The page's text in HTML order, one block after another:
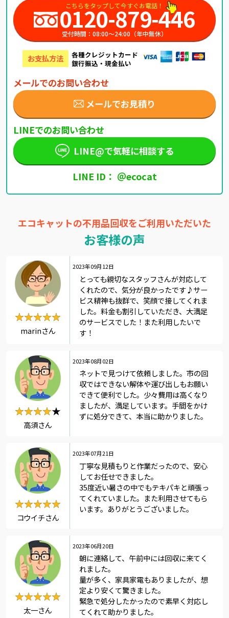
こちらをタップして今すぐお電話！
0120-879-446
受付時間：08:00～24:00（年中無休）
お支払方法
各種クレジットカード
銀行振込・現金払い
メールでのお問い合わせ
メールでお見積り
LINEでのお問い合わせ
LINE@で気軽に相談する
LINE ID： ＠ecocat
エコキャットの不用品回収をご利用いただいた
お客様の声
2023年09月12日
★★★★★
★★★★★
marinさん
とっても親切なスタッフさんが対応して
くれたので、気分が良かったです♪サー
ビス精神も抜群で、笑顔で接してくれま
した。料金も割引していただき、大満足
のサービスでした！また利用したいで
す！
2023年08月02日
★★★★★
★★★★
高須さん
ネットで見つけて依頼しました。市の回
収ではできない解体や運び出しもお願い
できて便利でした。少々費用は高くなり
ましたが、満足しています。手間をかけ
ずに処分できて、本当に助かりました。
2023年07月21日
★★★★★
★★★★★
コウイチさん
丁寧な見積もりと作業だったので、安心
してお任せできました。
35度近い暑さの中でもテキパキと頑張っ
てくれていました。また利用させてもら
います。ありがとうございました。
2023年06月20日
★★★★★
★★★★★
太一さん
朝に連絡して、午前中には回収に来てく
れました。
量が多く、家具家電もありましたが、想
定より安くて驚きました。
緊急で処分したかったので素早く対応し
てくれて助かりました。